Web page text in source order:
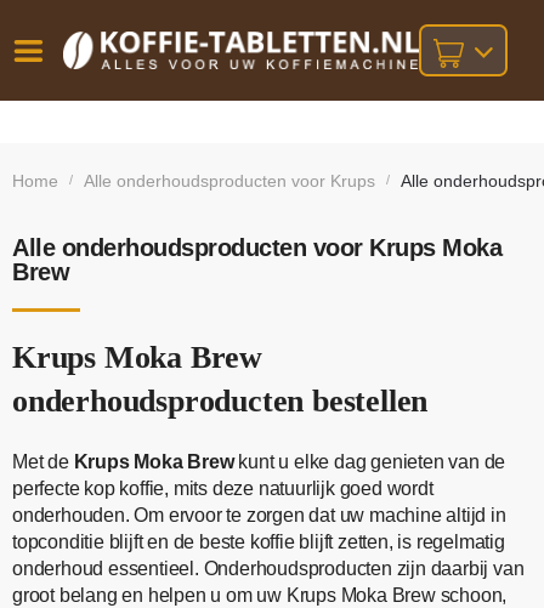
besteld,
bij orders
Home / Alle onderhoudsproducten voor Krups / Alle
Alle onderhoudsproducten voor Krups Moka
Brew
Krups Moka Brew
onderhoudsproducten bestellen
Met de Krups Moka Brewkunt u elke dag genieten van de
perfecte kop koffie, mits deze natuurlijk goed wordt
onderhouden. Om ervoor te zorgen dat uw machine altijd in
topconditie blijft en de beste koffie blijft zetten, is regelmatig
onderhoud essentieel. Onderhoudsproducten zijn daarbij van
groot belang en helpen u om uw Krups Moka Brew schoon,